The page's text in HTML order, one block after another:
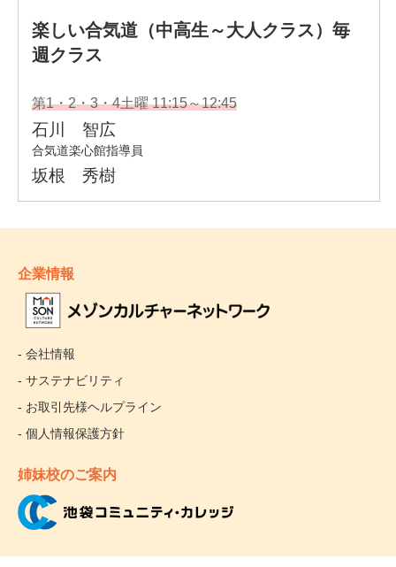
企業情報
- 会社情報
- サステナビリティ
- お取引先様ヘルプライン
- 個人情報保護方針
姉妹校のご案内